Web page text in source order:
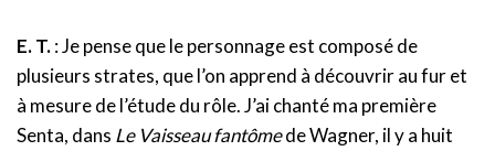
E. T.: Je pense que le personnage est composé de
plusieurs strates, que l’on apprend à découvrir au fur et
à mesure de l’étude du rôle. J’ai chanté ma première
Senta, dans Le Vaisseau fantômede Wagner, il y a huit